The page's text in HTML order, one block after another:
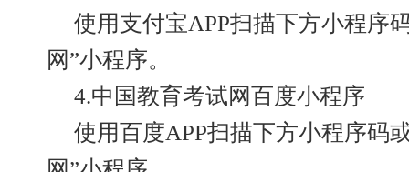
使用支付宝APP扫描下方小程序
网”小程序。
4.中国教育考试网百度小程序
使用百度APP扫描下方小程序码